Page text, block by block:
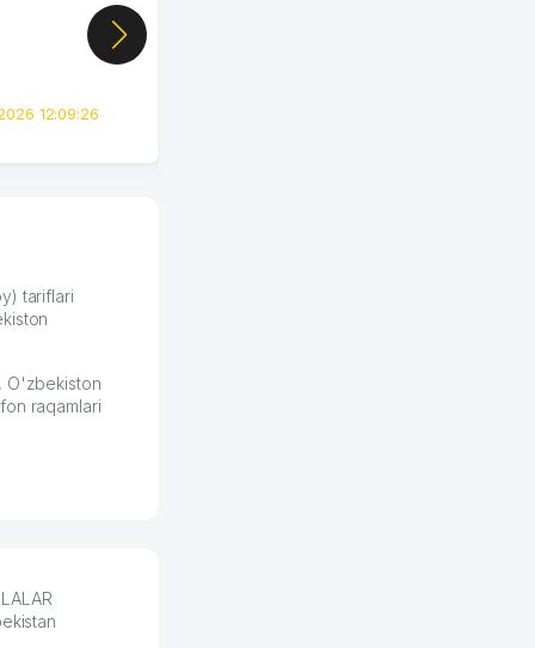
12:09:26
tariflari
O'zbekiston
raqamlari